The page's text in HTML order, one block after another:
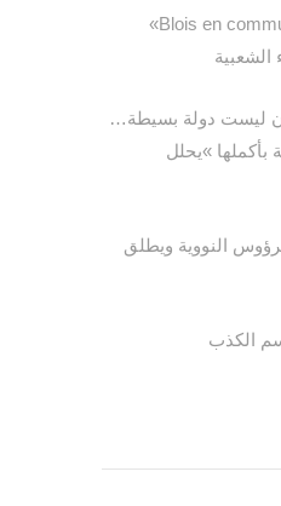
الانتخابات البلدية 2026 : قائمة «Blois en commun»
الشعبية
ليست دولة بسيطة…
بأكملها »يحلل
النووية ويطلق
الكذب